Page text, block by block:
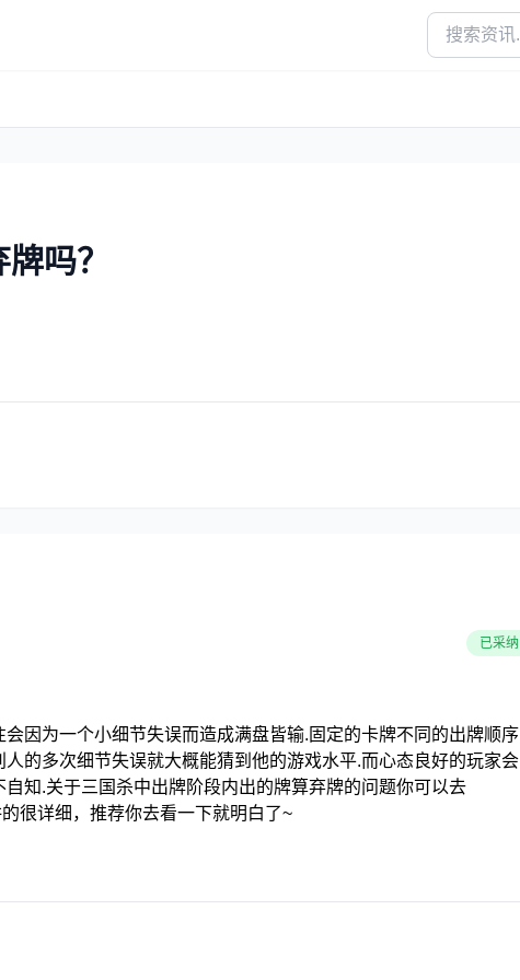
吗？
已采纳
因为一个小细节失误而造成满盘皆输.固定的卡牌不同的出牌顺序
的多次细节失误就大概能猜到他的游戏水平.而心态良好的玩家会
知.关于三国杀中出牌阶段内出的牌算弃牌的问题你可以去
很详细，推荐你去看一下就明白了~